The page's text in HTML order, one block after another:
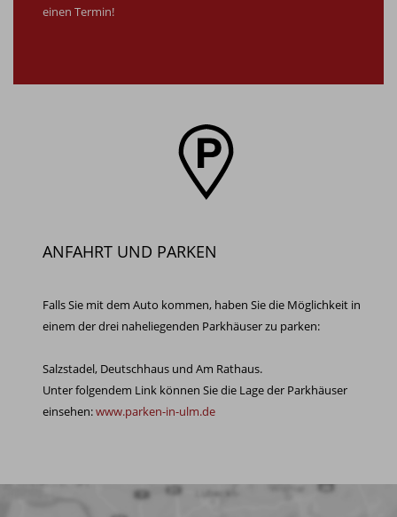
einen Termin!
ANFAHRT UND PARKEN
Falls Sie mit dem Auto kommen, haben Sie die Möglichkeit in
einem der drei naheliegenden Parkhäuser zu parken:
Salzstadel, Deutschhaus und Am Rathaus.
Unter folgendem Link können Sie die Lage der Parkhäuser
einsehen:www.parken-in-ulm.de